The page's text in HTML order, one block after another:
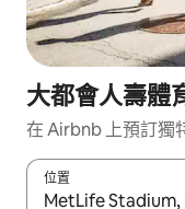
大都會人壽體
在 Airbnb 上預訂獨
位置
如有搜尋結果，瀏